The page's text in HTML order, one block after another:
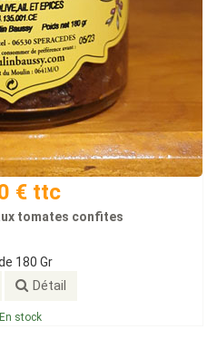
€ ttc
tomates confites
180 Gr
Détail
En stock